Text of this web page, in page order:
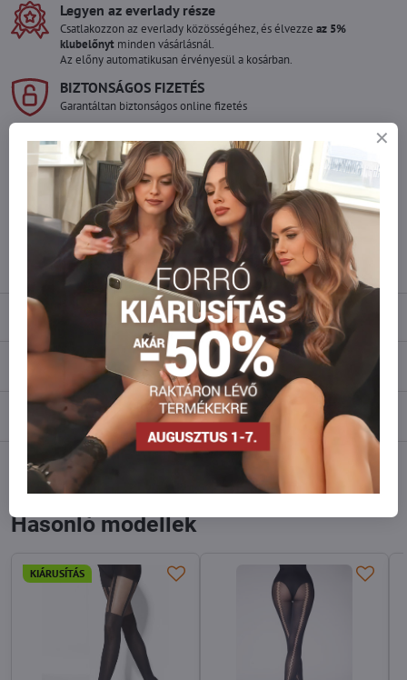
Legyen az everlady része
Csatlakozzon az everlady közösségéhez, és élvezze az 5%
klubelőnyt minden vásárlásnál.
Az előny automatikusan érvényesül a kosárban.
BIZTONSÁGOS FIZETÉS
Garantáltan biztonságos online fizetés
Szeretne több terméket rendelni mint
amennyi raktáron van?
Ne habozzon kapcsolatba lépni velünk, raktárra szállítjuk az árut!
info​@everlady​.eu
Leírás
Vélemények 0
0
Facebook Reddit LinkedIn WhatsApp
mail
Hasonló modellek
KIÁRUSÍTÁS